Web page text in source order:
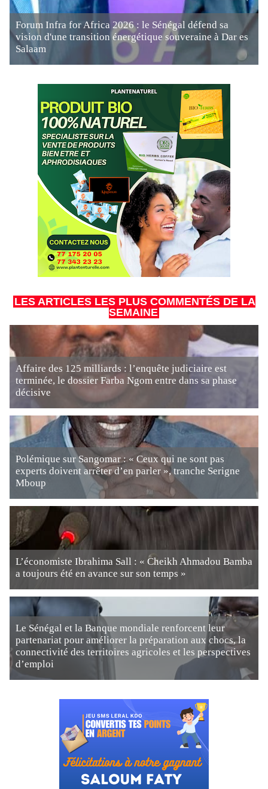
Forum Infra for Africa 2026 : le Sénégal défend sa
vision d'une transition énergétique souveraine à Dar es
Salaam
LES ARTICLES LES PLUS COMMENTÉS DE LA
SEMAINE
Affaire des 125 milliards : l’enquête judiciaire est
terminée, le dossier Farba Ngom entre dans sa phase
décisive
Polémique sur Sangomar : « Ceux qui ne sont pas
experts doivent arrêter d’en parler », tranche Serigne
Mboup
L’économiste Ibrahima Sall : « Cheikh Ahmadou Bamba
a toujours été en avance sur son temps »
Le Sénégal et la Banque mondiale renforcent leur
partenariat pour améliorer la préparation aux chocs, la
connectivité des territoires agricoles et les perspectives
d’emploi